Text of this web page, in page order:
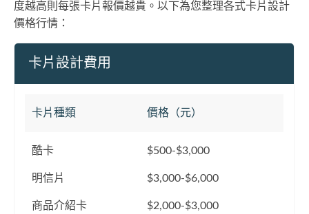
度越高則每張卡片報價越貴。以下為您整理各式卡片設計
價格行情：
卡片設計費用
卡片種類 價格（元）
酷卡 $500-$3,000
明信片 $3,000-$6,000
商品介紹卡 $2,000-$3,000